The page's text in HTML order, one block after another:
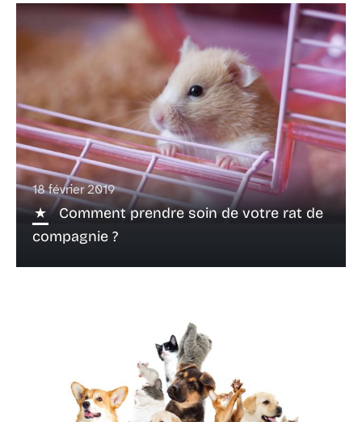
18 février 2019
Comment prendre soin de votre rat de
compagnie ?